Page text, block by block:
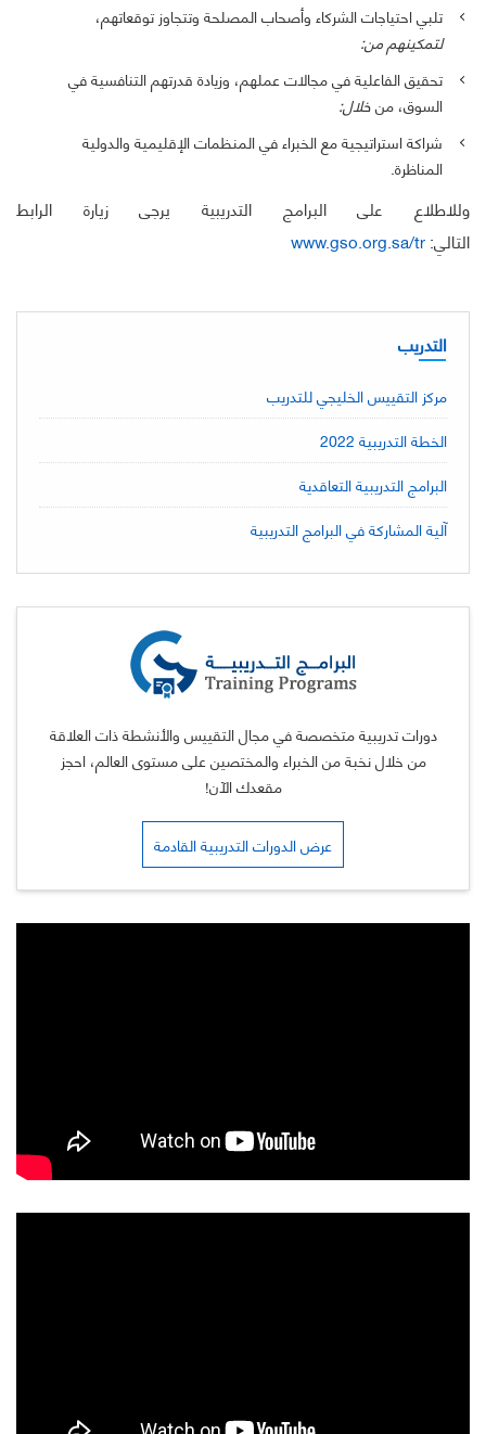
تلبي احتياجات الشركاء وأصحاب المصلحة وتتجاوز توقعاتهم،
لتمكينهم من:
تحقيق الفاعلية في مجالات عملهم، وزيادة قدرتهم التنافسية في
السوق، منخلال:
شراكة استراتيجية مع الخبراء في المنظمات الإقليمية والدولية
المناظرة.
وللاطلاع على البرامج التدريبية يرجى زيارة الرابط
التالي:www.gso.org.sa/tr
التدريب
مركز التقييس الخليجي للتدريب
الخطة التدريبية 2022
البرامج التدريبية التعاقدية
آلية المشاركة في البرامج التدريبية
دورات تدريبية متخصصة في مجال التقييس والأنشطة ذات العلاقة
من خلال نخبة من الخبراء والمختصين على مستوى العالم، احجز
مقعدك الآن!
عرض الدورات التدريبية القادمة